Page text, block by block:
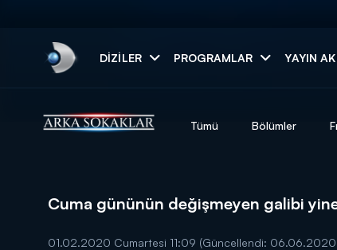
DIZILER PROGRAMLAR YAYIN
Tümü Bölümler
Cuma gününün değişmeyen galibi
01.02.2020 Cumartesi 11:09 (Güncellendi: